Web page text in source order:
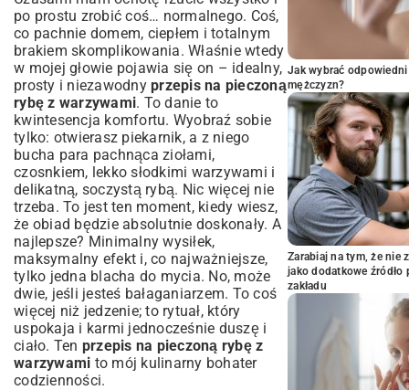
po prostu zrobić coś… normalnego. Coś,
co pachnie domem, ciepłem i totalnym
brakiem skomplikowania. Właśnie wtedy
w mojej głowie pojawia się on – idealny,
prosty i niezawodny przepis na pieczoną
rybę z warzywami. To danie to
kwintesencja komfortu. Wyobraź sobie
tylko: otwierasz piekarnik, a z niego
bucha para pachnąca ziołami,
czosnkiem, lekko słodkimi warzywami i
delikatną, soczystą rybą. Nic więcej nie
trzeba. To jest ten moment, kiedy wiesz,
że obiad będzie absolutnie doskonały. A
najlepsze? Minimalny wysiłek,
maksymalny efekt i, co najważniejsze,
tylko jedna blacha do mycia. No, może
dwie, jeśli jesteś bałaganiarzem. To coś
więcej niż jedzenie; to rytuał, który
uspokaja i karmi jednocześnie duszę i
ciało. Ten przepis na pieczoną rybę z
warzywami to mój kulinarny bohater
codzienności.
Jak wybrać
mężczyzn?
Zarabiaj na tym, że nie
jako dodatkowe
zakładu